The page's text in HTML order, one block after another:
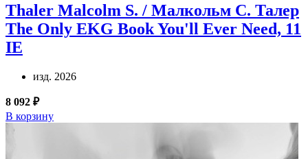
Thaler Malcolm S. / Малкольм С. Талер
The Only EKG Book You'll Ever Need, 11
IE
изд. 2026
8 092 ₽
В корзину